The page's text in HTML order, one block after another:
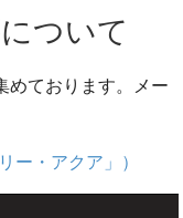
ついて
めております。メー
ー・アクア」）